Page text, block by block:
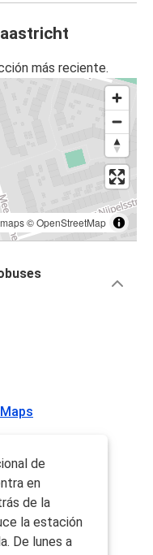
más reciente.
©OpenStreetMap
de
en
de la
la estación
De lunes a